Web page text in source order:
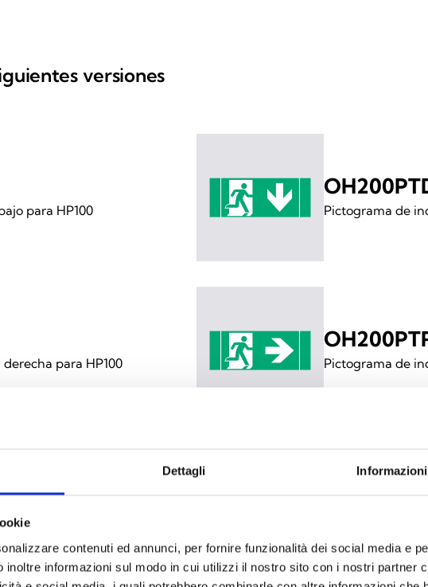
Dettagli
contenuti ed annunci, per fornire funzionalità dei social media e
inoltre informazioni sul modo in cui utilizzi il nostro sito con i nostri partner
versiones
para HP100 Pictograma de
para HP100 Pictograma de
para HP100 Pictograma de